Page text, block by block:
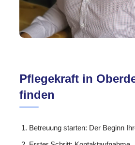
Pflegekraft in
finden
Betreuung starten: Der Beginn